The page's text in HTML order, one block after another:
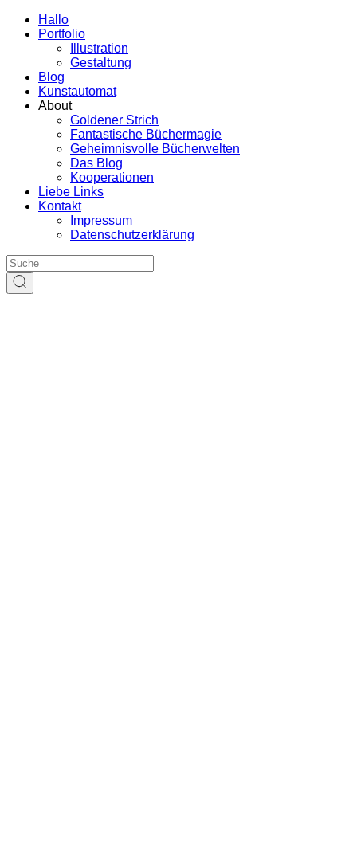
Hallo
Portfolio
Illustration
Gestaltung
Blog
Kunstautomat
About
Goldener Strich
Fantastische Büchermagie
Geheimnisvolle Bücherwelten
Das Blog
Kooperationen
Liebe Links
Kontakt
Impressum
Datenschutzerklärung